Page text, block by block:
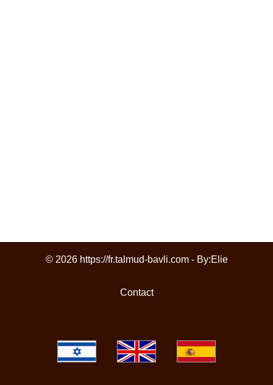
© 2026 https://fr.talmud-bavli.com - By:Elie
Contact